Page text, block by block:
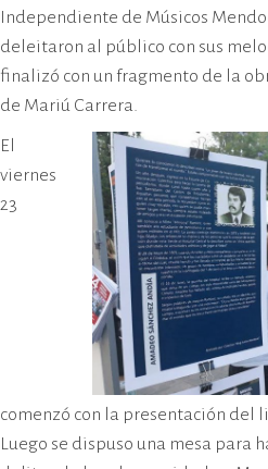
Independiente de Músicos
deleitaron al público con sus
finalizó con un fragmento de la
de Mariú Carrera.
El
viernes
23
comenzó con la presentación del
Luego se dispuso una mesa para